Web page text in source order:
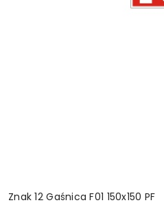
Znak 12 Gaśnica F01 150x150 PF